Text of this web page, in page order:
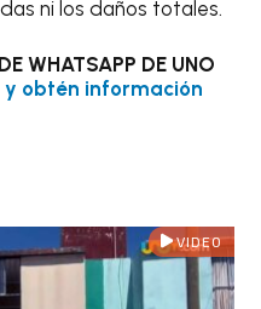
ni los daños totales.
WHATSAPP DE UNO
y obtén información
VIDEO